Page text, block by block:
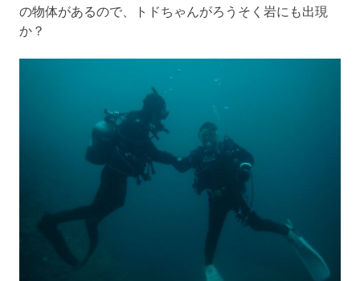
の物体があるので、トドちゃんがろうそく岩にも出現
か？